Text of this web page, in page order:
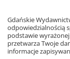
a przede
zaprasza do gry.
znajomością
logicznego
Gdańskie
odpowiedzialnością
podstawie
przetwarza Twoje
informacje